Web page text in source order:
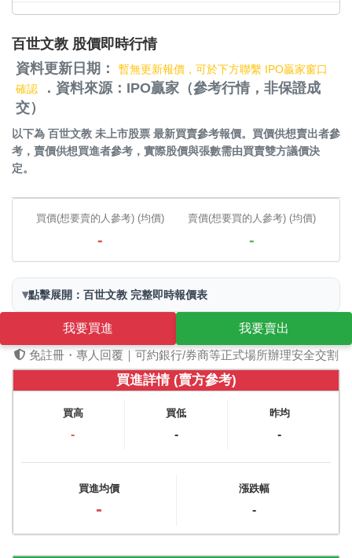
百世文教 股價即時行情
資料更新日期：
暫無更新報價，可於下方聯繫 IPO贏家窗口
確認
．資料來源：IPO贏家（參考行情，非保證成
交）
以下為 百世文教 未上市股票 最新買賣參考報價。買價供想賣出者參
考，賣價供想買進者參考，實際股價與張數需由買賣雙方議價決
定。
買價(想要賣的人參考) (均價)
-
賣價(想要買的人參考) (均價)
-
▾點擊展開：百世文教 完整即時報價表
我要買進
我要賣出
免註冊・專人回覆｜可約銀行/券商等正式場所辦理安全交割
買進詳情 (賣方參考)
買高
-
買低
-
昨均
-
買進均價
-
漲跌幅
-